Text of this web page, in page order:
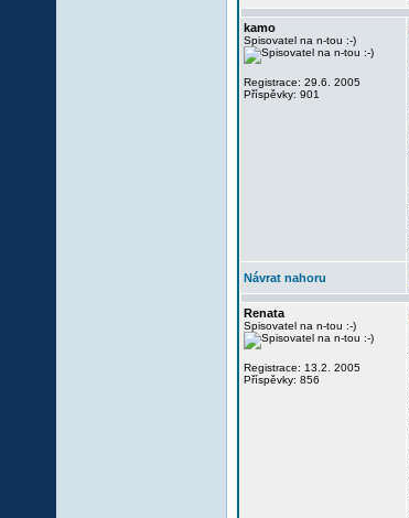
kamo
Spisovatel na n-tou :-)
Registrace: 29.6. 2005
Příspěvky: 901
Návrat nahoru
Renata
Spisovatel na n-tou :-)
Registrace: 13.2. 2005
Příspěvky: 856